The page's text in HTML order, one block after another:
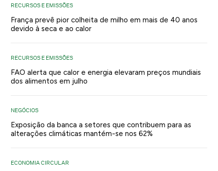
RECURSOS E EMISSÕES
França prevê pior colheita de milho em mais de 40 anos
devido à seca e ao calor
RECURSOS E EMISSÕES
FAO alerta que calor e energia elevaram preços mundiais
dos alimentos em julho
NEGÓCIOS
Exposição da banca a setores que contribuem para as
alterações climáticas mantém-se nos 62%
ECONOMIA CIRCULAR